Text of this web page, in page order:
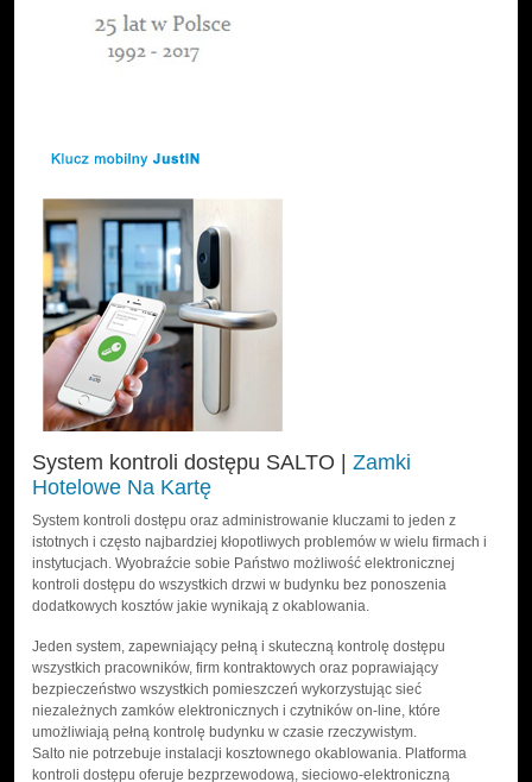
System kontroli dostępu SALTO | Zamki
Hotelowe Na Kartę
System kontroli dostępu oraz administrowanie kluczami to jeden z
istotnych i często najbardziej kłopotliwych problemów w wielu firmach i
instytucjach. Wyobraźcie sobie Państwo możliwość elektronicznej
kontroli dostępu do wszystkich drzwi w budynku bez ponoszenia
dodatkowych kosztów jakie wynikają z okablowania.
Jeden system, zapewniający pełną i skuteczną kontrolę dostępu
wszystkich pracowników, firm kontraktowych oraz poprawiający
bezpieczeństwo wszystkich pomieszczeń wykorzystując sieć
niezależnych zamków elektronicznych i czytników on-line, które
umożliwiają pełną kontrolę budynku w czasie rzeczywistym.
Salto nie potrzebuje instalacji kosztownego okablowania. Platforma
kontroli dostępu oferuje bezprzewodową, sieciowo-elektroniczną